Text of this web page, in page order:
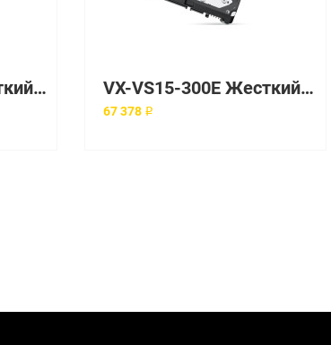
V4-VS15-300U Жесткий диск EMC VX-VS15-300E Жесткий диск EMC
67 378 ₽